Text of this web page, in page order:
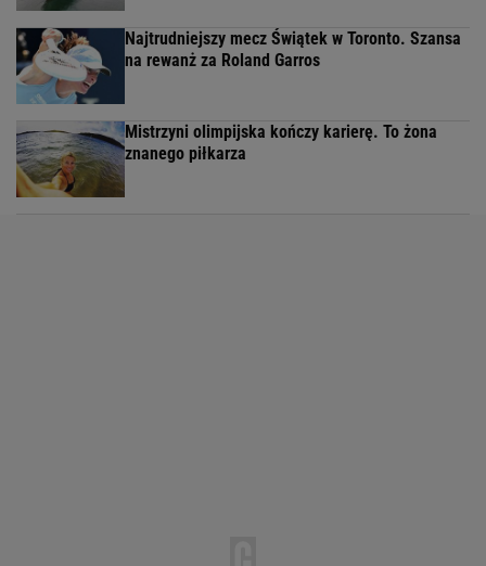
Najtrudniejszy mecz Świątek w Toronto. Szansa
na rewanż za Roland Garros
Mistrzyni olimpijska kończy karierę. To żona
znanego piłkarza